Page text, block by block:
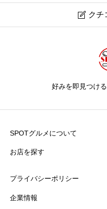
 クチ
好みを即見つけ
SPOTグルメについて
お店を探す
プライバシーポリシー
企業情報